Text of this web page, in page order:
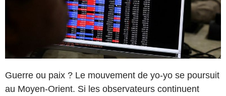
Guerre ou paix ? Le mouvement de yo-yo se poursuit
au Moyen-Orient. Si les observateurs continuent